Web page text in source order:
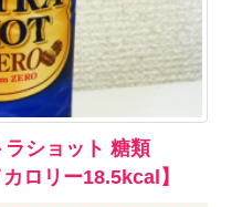
ショット 糖類
ロリー18.5kcal】